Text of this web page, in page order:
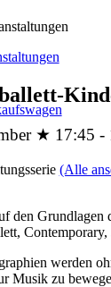
★ 17:45 -
(Alle
den Grundlagen
werden
Musik zu